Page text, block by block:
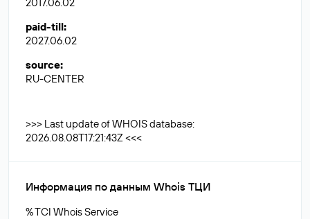
paid-till:
2027.06.02
source:
RU-CENTER
>>> Last update of WHOIS database:
2026.08.08T17:21:43Z <<<
Информация по данным Whois ТЦИ
% TCI Whois Service